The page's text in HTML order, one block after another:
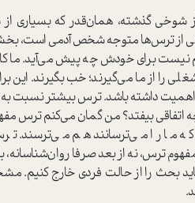
شوخی گذشته، همان‌قدر که بسیاری از
از ترس‌ها متوجه شخص آدمی است،
برای خودش چه پیش می‌آید. ما
را از ما می‌گیرند؛ خب بگیرند. این
داشته باشد. ترس بیشتر نسبت به
اتفاقی بیفتد؟ من گمان می‌کنم ترس
ما را می‌ترسانند هم می‌ترسند.
ترس، نه از بعد صرفا روان‌شناسانه،
بحث را از حالت فردی خارج